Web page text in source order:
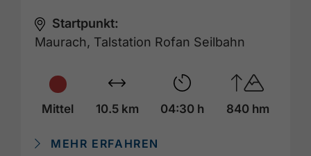
Startpunkt:
Maurach, Talstation Rofan Seilbahn
Mittel 10.5 km 04:30 h 840 hm
MEHR ERFAHREN